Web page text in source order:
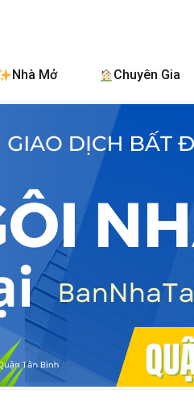
Nhà Mở Chuyên Gia